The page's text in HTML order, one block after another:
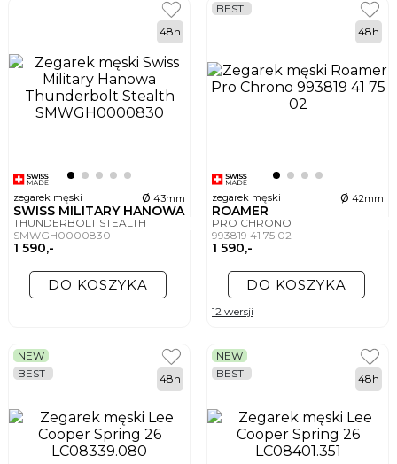
zegarek męski ø 43mm
SWISS MILITARY HANOWA
THUNDERBOLT STEALTH
SMWGH0000830
1 590,-
48h
DO KOSZYKA
zegarek męski ø 42mm
ROAMER
PRO CHRONO
993819 41 75 02
1 590,-
BEST
48h
DO KOSZYKA
12 wersji
NEW
BEST
48h
NEW
BEST
48h